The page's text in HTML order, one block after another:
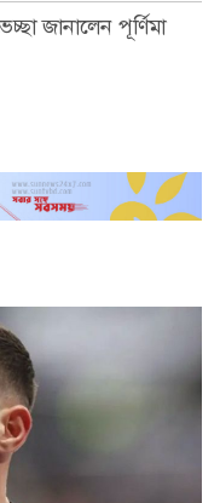
জানালেন পূর্ণিমা